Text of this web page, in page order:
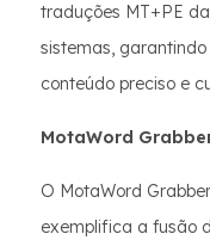
traduções MT+PE
sistemas,
conteúdo preciso e
MotaWord
O MotaWord
exemplifica a fusão